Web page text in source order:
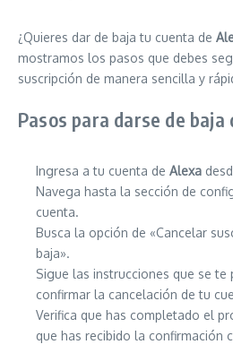
¿Quieres dar de baja tu cuenta de
mostramos los pasos que debes
suscripción de manera sencilla y
Pasos para darse de baja
Ingresa a tu cuenta de Alexa
Navega hasta la sección de
cuenta.
Busca la opción de «Cancelar
baja».
Sigue las instrucciones que se te
confirmar la cancelación de tu
Verifica que has completado el
que has recibido la confirmación